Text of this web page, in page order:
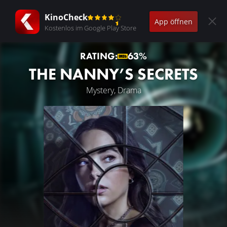
KinoCheck
Kostenlos im Google Play Store
App öffnen
RATING: 63%
THE NANNY’S SECRETS
Mystery, Drama